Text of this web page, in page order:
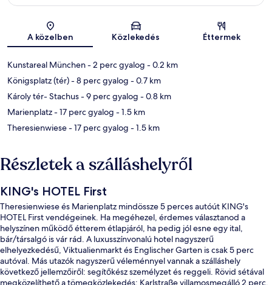
Térkép
A közelben Közlekedés Éttermek
Kunstareal München- 2 perc gyalog - 0.2 km
Königsplatz (tér)- 8 perc gyalog - 0.7 km
Károly tér- Stachus- 9 perc gyalog - 0.8 km
Marienplatz- 17 perc gyalog - 1.5 km
Theresienwiese- 17 perc gyalog - 1.5 km
Részletek a szálláshelyről
KING's HOTEL First
Theresienwiese és Marienplatz mindössze 5 perces autóút KING's
HOTEL First vendégeinek. Ha megéhezel, érdemes választanod a
helyszínen működő étterem étlapjáról, ha pedig jól esne egy ital,
bár/társalgó is vár rád. A luxusszínvonalú hotel nagyszerű
elhelyezkedésű, Viktualienmarkt és Englischer Garten is csak 5 perc
autóval. Más utazók nagyszerű véleménnyel vannak a szálláshely
következő jellemzőiről: segítőkész személyzet és reggeli. Rövid sétával
megközelíthető a tömegközlekedés: Karlstraße villamosmegálló 2 perc,